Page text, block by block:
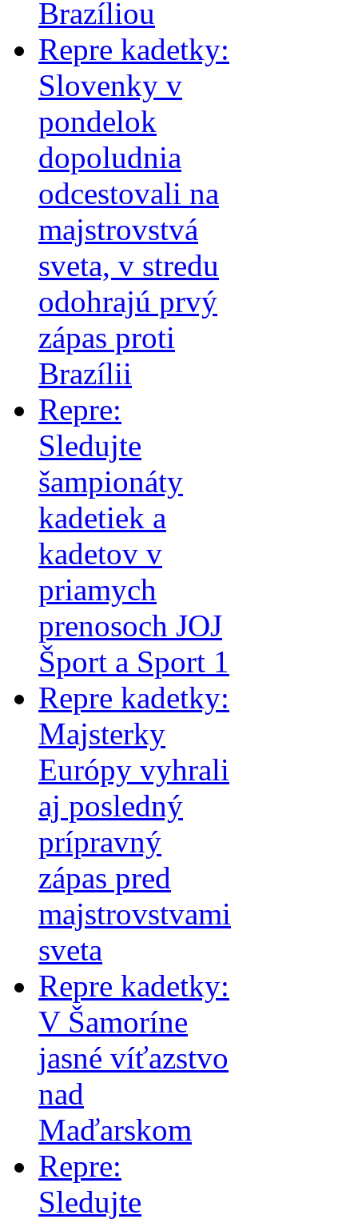
Brazíliou
Repre kadetky:
Slovenky v
pondelok
dopoludnia
odcestovali na
majstrovstvá
sveta, v stredu
odohrajú prvý
zápas proti
Brazílii
Repre:
Sledujte
šampionáty
kadetiek a
kadetov v
priamych
prenosoch JOJ
Šport a Sport 1
Repre kadetky:
Majsterky
Európy vyhrali
aj posledný
prípravný
zápas pred
majstrovstvami
sveta
Repre kadetky:
V Šamoríne
jasné víťazstvo
nad
Maďarskom
Repre:
Sledujte